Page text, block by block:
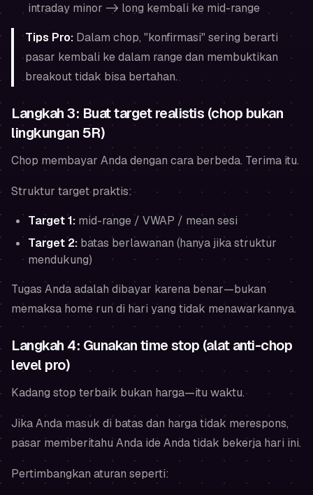
intraday minor -> long kembali ke mid-range
Tips Pro: Dalam chop, "konfirmasi" sering berarti
pasar kembali ke dalam range dan membuktikan
breakout tidak bisa bertahan.
Langkah 3: Buat target realistis (chop bukan
lingkungan 5R)
Chop membayar Anda dengan cara berbeda. Terima itu.
Struktur target praktis:
Target 1: mid-range / VWAP / mean sesi
Target 2: batas berlawanan (hanya jika struktur
mendukung)
Tugas Anda adalah dibayar karena benar—bukan
memaksa home run di hari yang tidak menawarkannya.
Langkah 4: Gunakan time stop (alat anti-chop
level pro)
Kadang stop terbaik bukan harga—itu waktu.
Jika Anda masuk di batas dan harga tidak merespons,
pasar memberitahu Anda ide Anda tidak bekerja hari ini.
Pertimbangkan aturan seperti: